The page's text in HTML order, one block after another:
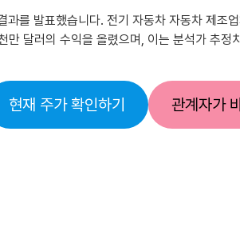
발표했습니다. 전기 자동차 자동차 제조
달러의 수익을 올렸으며, 이는 분석가
현재 주가 확인하기 관계자가